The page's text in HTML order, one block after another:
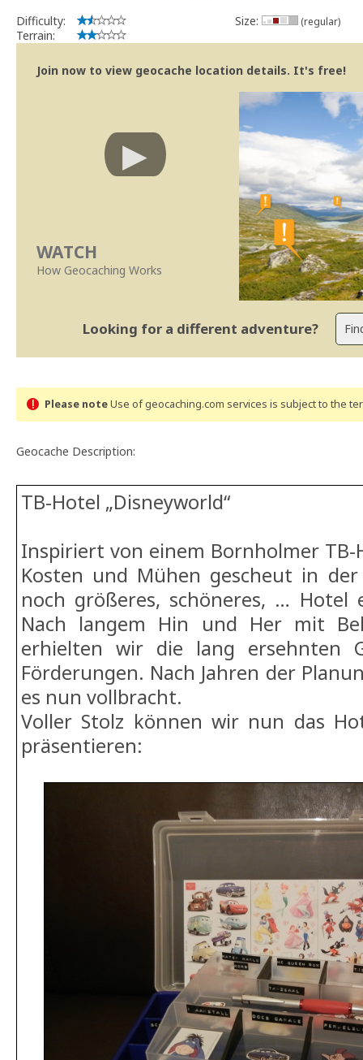
Difficulty:
Terrain:
Size: (regular)
Join now to view geocache location details. It's free!
WATCH
How Geocaching Works
Looking for a different adventure?
Please noteUse of geocaching.com services is subject to the
Geocache Description:
TB-Hotel „Disneyworld“
Inspiriert von einem Bornholmer
Kosten und Mühen gescheut in
noch größeres, schöneres, … Hotel
Nach langem Hin und Her mit
erhielten wir die lang ersehnten
Förderungen. Nach Jahren der
es nun vollbracht.
Voller Stolz können wir nun das
präsentieren: